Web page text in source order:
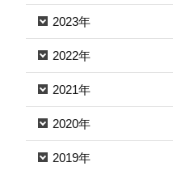
2023年
2022年
2021年
2020年
2019年